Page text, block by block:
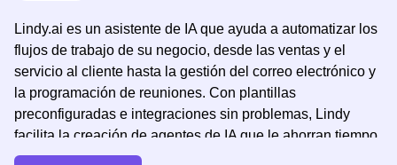
Lindy.ai es un asistente de IA que ayuda a automatizar los
flujos de trabajo de su negocio, desde las ventas y el
servicio al cliente hasta la gestión del correo electrónico y
la programación de reuniones. Con plantillas
preconfiguradas e integraciones sin problemas, Lindy
facilita la creación de agentes de IA que le ahorran tiempo
y hacen crecer su negocio.